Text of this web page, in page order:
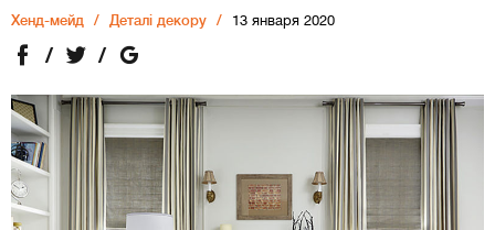
Хенд-мейд Деталі декору 13 января 2020